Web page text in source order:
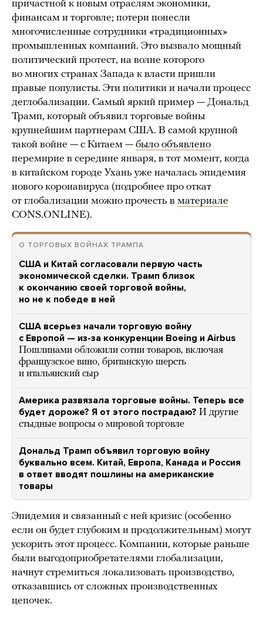
причастной к новым отраслям экономики,
финансам и торговле; потери понесли
многочисленные сотрудники «традиционных»
промышленных компаний. Это вызвало мощный
политический протест, на волне которого
во многих странах Запада к власти пришли
правые популисты. Эти политики и начали процесс
деглобализации. Самый яркий пример — Дональд
Трамп, который объявил торговые войны
крупнейшим партнерам США. В самой крупной
такой войне — с Китаем — было объявлено
перемирие в середине января, в тот момент, когда
в китайском городе Ухань уже началась эпидемия
нового коронавируса (подробнее про откат
от глобализации можно прочесть в материале
CONS.ONLINE).
О ТОРГОВЫХ ВОЙНАХ ТРАМПА
США и Китай согласовали первую часть
экономической сделки. Трамп близок
к окончанию своей торговой войны,
но не к победе в ней
США всерьез начали торговую войну
с Европой — из-за конкуренции Boeing и Airbus
Пошлинами обложили сотни товаров, включая
французское вино, британскую шерсть
и итальянский сыр
Америка развязала торговые войны. Теперь все
будет дороже? Я от этого пострадаю? И другие
стыдные вопросы о мировой торговле
Дональд Трамп объявил торговую войну
буквально всем. Китай, Европа, Канада и Россия
в ответ вводят пошлины на американские
товары
Эпидемия и связанный с ней кризис (особенно
если он будет глубоким и продолжительным) могут
ускорить этот процесс. Компании, которые раньше
были выгодоприобретателями глобализации,
начнут стремиться локализовать производство,
отказавшись от сложных производственных
цепочек.